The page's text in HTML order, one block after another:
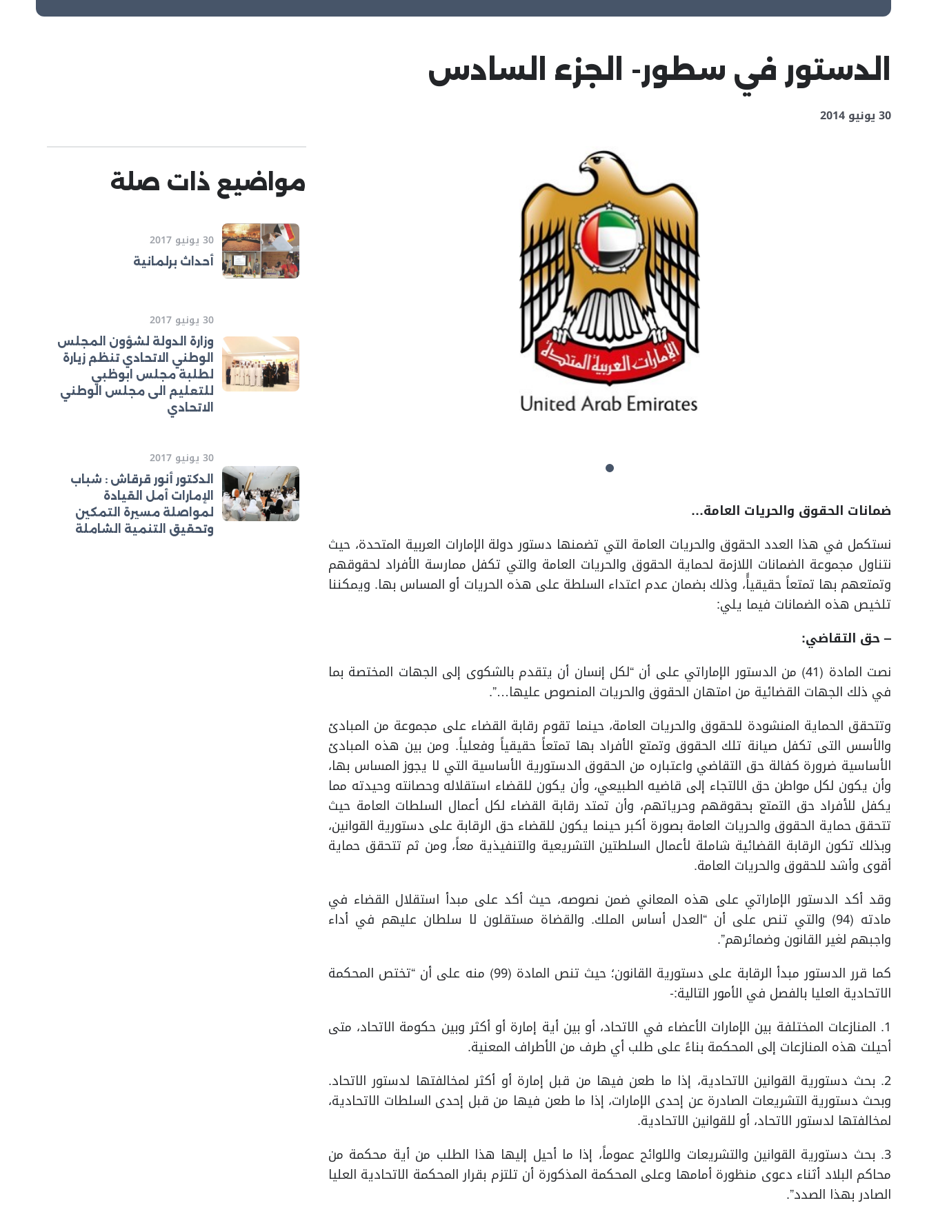
الدستور في سطور- الجزء السادس
30 يونيو 2014
ضمانات الحقوق والحريات العامة…
نستكمل في هذا العدد الحقوق والحريات العامة التي تضمنها دستور دولة الإمارات العربية المتحدة، حيث
نتناول مجموعة الضمانات اللازمة لحماية الحقوق والحريات العامة والتي تكفل ممارسة الأفراد لحقوقهم
وتمتعهم بها تمتعاً حقيقياًً، وذلك بضمان عدم اعتداء السلطة على هذه الحريات أو المساس بها. ويمكننا
تلخيص هذه الضمانات فيما يلي:
– حق التقاضي:
نصت المادة (41) من الدستور الإماراتي على أن “لكل إنسان أن يتقدم بالشكوى إلى الجهات المختصة بما
في ذلك الجهات القضائية من امتهان الحقوق والحريات المنصوص عليها…”.
وتتحقق الحماية المنشودة للحقوق والحريات العامة، حينما تقوم رقابة القضاء على مجموعة من المبادئ
والأسس التى تكفل صيانة تلك الحقوق وتمتع الأفراد بها تمتعاً حقيقياً وفعلياً. ومن بين هذه المبادئ
الأساسية ضرورة كفالة حق التقاضي واعتباره من الحقوق الدستورية الأساسية التي لا يجوز المساس بها،
وأن يكون لكل مواطن حق الالتجاء إلى قاضيه الطبيعي، وأن يكون للقضاء استقلاله وحصانته وحيدته مما
يكفل للأفراد حق التمتع بحقوقهم وحرياتهم، وأن تمتد رقابة القضاء لكل أعمال السلطات العامة حيث
تتحقق حماية الحقوق والحريات العامة بصورة أكبر حينما يكون للقضاء حق الرقابة على دستورية القوانين،
وبذلك تكون الرقابة القضائية شاملة لأعمال السلطتين التشريعية والتنفيذية معاً، ومن ثم تتحقق حماية
أقوى وأشد للحقوق والحريات العامة.
وقد أكد الدستور الإماراتي على هذه المعاني ضمن نصوصه، حيث أكد على مبدأ استقلال القضاء في
مادته (94) والتي تنص على أن “العدل أساس الملك. والقضاة مستقلون لا سلطان عليهم في أداء
واجبهم لغير القانون وضمائرهم”.
كما قرر الدستور مبدأ الرقابة على دستورية القانون؛ حيث تنص المادة (99) منه على أن “تختص المحكمة
الاتحادية العليا بالفصل في الأمور التالية:-
1. المنازعات المختلفة بين الإمارات الأعضاء في الاتحاد، أو بين أية إمارة أو أكثر وبين حكومة الاتحاد، متى
أحيلت هذه المنازعات إلى المحكمة بناءً على طلب أي طرف من الأطراف المعنية.
2. بحث دستورية القوانين الاتحادية، إذا ما طعن فيها من قبل إمارة أو أكثر لمخالفتها لدستور الاتحاد.
وبحث دستورية التشريعات الصادرة عن إحدى الإمارات، إذا ما طعن فيها من قبل إحدى السلطات الاتحادية،
لمخالفتها لدستور الاتحاد، أو للقوانين الاتحادية.
3. بحث دستورية القوانين والتشريعات واللوائح عموماً، إذا ما أحيل إليها هذا الطلب من أية محكمة من
محاكم البلاد أثناء دعوى منظورة أمامها وعلى المحكمة المذكورة أن تلتزم بقرار المحكمة الاتحادية العليا
الصادر بهذا الصدد”.
مواضيع ذات صلة
30 يونيو 2017
أحداث برلمانية
30 يونيو 2017
وزارة الدولة لشؤون المجلس
الوطني الاتحادي تنظم زيارة
لطلبة مجلس ابوظبي
للتعليم الى مجلس الوطني
الاتحادي
30 يونيو 2017
الدكتور أنور قرقاش : شباب
الإمارات أمل القيادة
لمواصلة مسيرة التمكين
وتحقيق التنمية الشاملة